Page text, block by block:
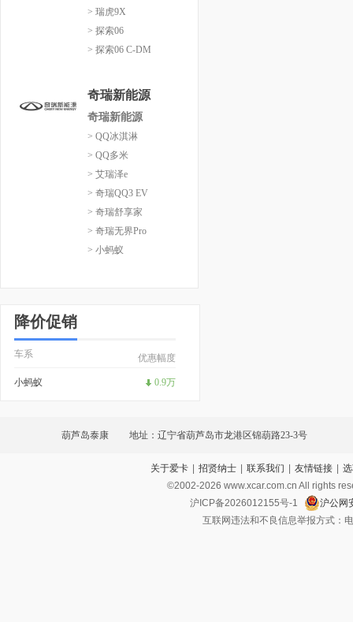
> 瑞虎9X
> 探索06
> 探索06 C-DM
奇瑞新能源
奇瑞新能源
> QQ冰淇淋
> QQ多米
> 艾瑞泽e
> 奇瑞QQ3 EV
> 奇瑞舒享家
> 奇瑞无界Pro
> 小蚂蚁
降价促销
车系 优惠幅度
小蚂蚁 0.9万
葫芦岛泰康 地址：辽宁省葫芦岛市龙港区锦葫路23-3号
关于爱卡 | 招贤纳士 | 联系我们 | 友情链接 |
©2002-2026 www.xcar.com.cn All rights
沪ICP备2026012155号-1
沪公网
互联网违法和不良信息举报方式：